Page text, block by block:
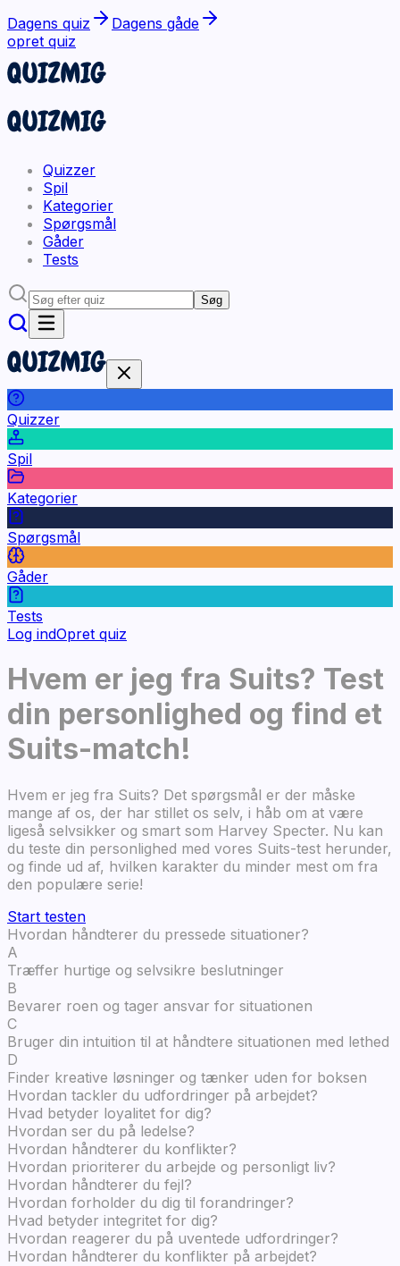
Dagens quiz
Dagens gåde
opret quiz
Quizzer
Spil
Kategorier
Spørgsmål
Gåder
Tests
Søg
Quizzer
Spil
Kategorier
Spørgsmål
Gåder
Tests
Log indOpret quiz
Hvem er jeg fra Suits? Test
din personlighed og find et
Suits-match!
Hvem er jeg fra Suits? Det spørgsmål er der måske
mange af os, der har stillet os selv, i håb om at være
ligeså selvsikker og smart som Harvey Specter. Nu kan
du teste din personlighed med vores Suits-test herunder,
og finde ud af, hvilken karakter du minder mest om fra
den populære serie!
Start testen
Hvordan håndterer du pressede situationer?
A
Træffer hurtige og selvsikre beslutninger
B
Bevarer roen og tager ansvar for situationen
C
Bruger din intuition til at håndtere situationen med lethed
D
Finder kreative løsninger og tænker uden for boksen
Hvordan tackler du udfordringer på arbejdet?
Hvad betyder loyalitet for dig?
Hvordan ser du på ledelse?
Hvordan håndterer du konflikter?
Hvordan prioriterer du arbejde og personligt liv?
Hvordan håndterer du fejl?
Hvordan forholder du dig til forandringer?
Hvad betyder integritet for dig?
Hvordan reagerer du på uventede udfordringer?
Hvordan håndterer du konflikter på arbejdet?